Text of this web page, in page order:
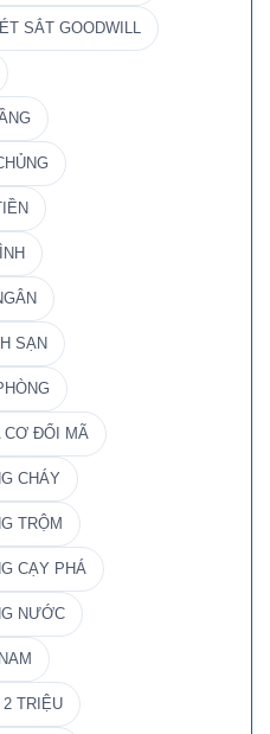
SẮT GOODWILL
SẠN
CƠ ĐỔI MÃ
CHÁY
TRỘM
CẠY PHÁ
NƯỚC
TRIỆU